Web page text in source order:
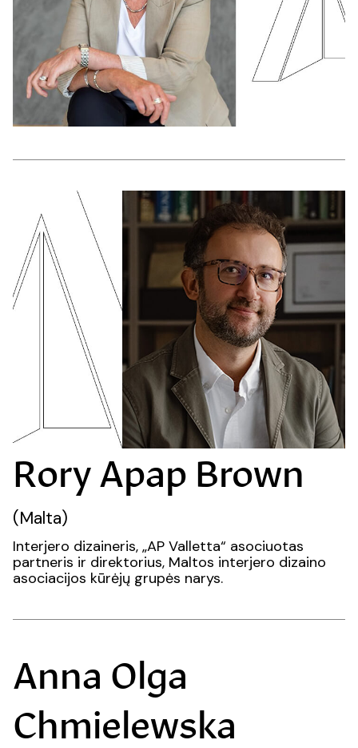
Rory Apap Brown
(Malta)
Interjero dizaineris, „AP Valletta“ asociuotas
partneris ir direktorius, Maltos interjero dizaino
asociacijos kūrėjų grupės narys.
Anna Olga
Chmielewska